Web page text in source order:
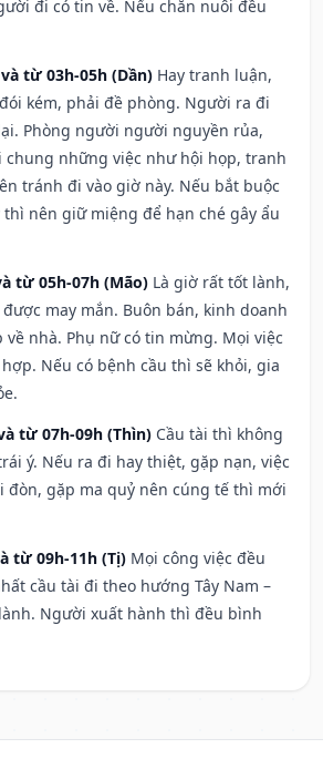
đi có tin về. Nếu chăn nuôi đều
từ 03h-05h (Dần) Hay tranh luận,
kém, phải đề phòng. Người ra đi
Phòng người người nguyền rủa,
chung những việc như hội họp, tranh
tránh đi vào giờ này. Nếu bắt buộc
nên giữ miệng để hạn ché gây ẩu
từ 05h-07h (Mão) Là giờ rất tốt lành,
may mắn. Buôn bán, kinh doanh
nhà. Phụ nữ có tin mừng. Mọi việc
Nếu có bệnh cầu thì sẽ khỏi, gia
từ 07h-09h (Thìn) Cầu tài thì không
ý. Nếu ra đi hay thiệt, gặp nạn, việc
gặp ma quỷ nên cúng tế thì mới
từ 09h-11h (Tị) Mọi công việc đều
cầu tài đi theo hướng Tây Nam –
Người xuất hành thì đều bình